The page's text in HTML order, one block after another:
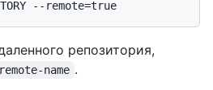
репозитория,
name .